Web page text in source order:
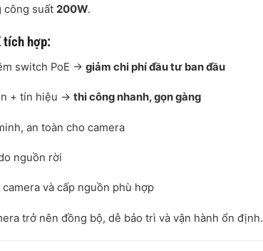
công suất 200W.
tích hợp:
switch PoE →giảm chi phí đầu tư ban đầu
+ tín hiệu →thi công nhanh, gọn gàng
an toàn cho camera
nguồn rời
và cấp nguồn phù hợp
trở nên đồng bộ, dễ bảo trì và vận hành ổn định.